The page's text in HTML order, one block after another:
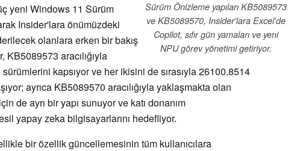
Sürüm Önizleme yapıları KB5089573
ve KB5089570, Insider'lara Excel'de
Copilot, sıfır gün yamaları ve yeni
NPU görev yönetimi getiriyor.
yeni Windows 11 Sürüm
Insider'lara önümüzdeki
olanlara erken bir bakış
KB5089573 aracılığıyla
kapsıyor ve her ikisini de sırasıyla 26100.8514
ayrıca KB5089570 aracılığıyla yaklaşmakta olan
de ayrı bir yapı sunuyor ve katı donanım
yapay zeka bilgisayarlarını hedefliyor.
bir özellik güncellemesinin tüm kullanıcılara